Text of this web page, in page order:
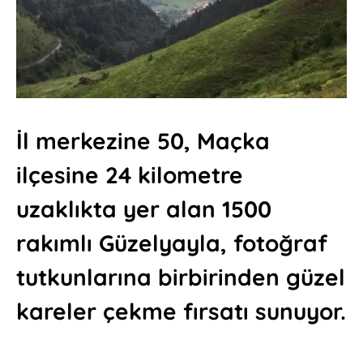
İl merkezine 50, Maçka
ilçesine 24 kilometre
uzaklıkta yer alan 1500
rakımlı Güzelyayla, fotoğraf
tutkunlarına birbirinden güzel
kareler çekme fırsatı sunuyor.